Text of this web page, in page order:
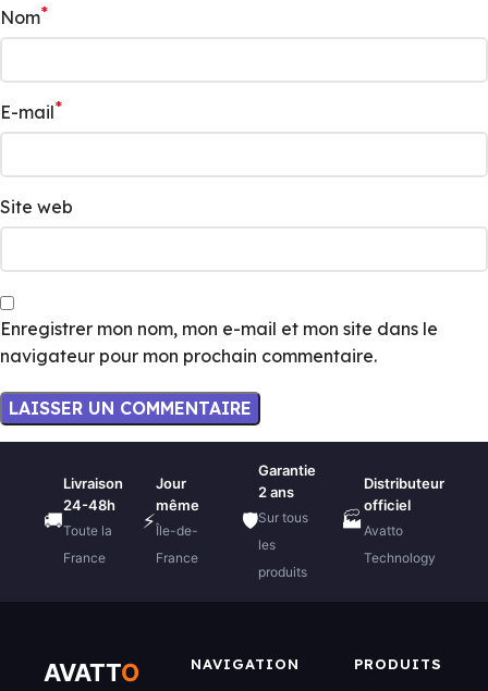
Nom*
E-mail*
Site web
Enregistrer mon nom, mon e-mail et mon site dans le
navigateur pour mon prochain commentaire.
🚚
Livraison
24-48h
Toute la
France
⚡
Jour
même
Île-de-
France
🛡️
Garantie
2 ans
Sur tous
les
produits
🏭
Distributeur
officiel
Avatto
Technology
AVATTO
NAVIGATION PRODUITS